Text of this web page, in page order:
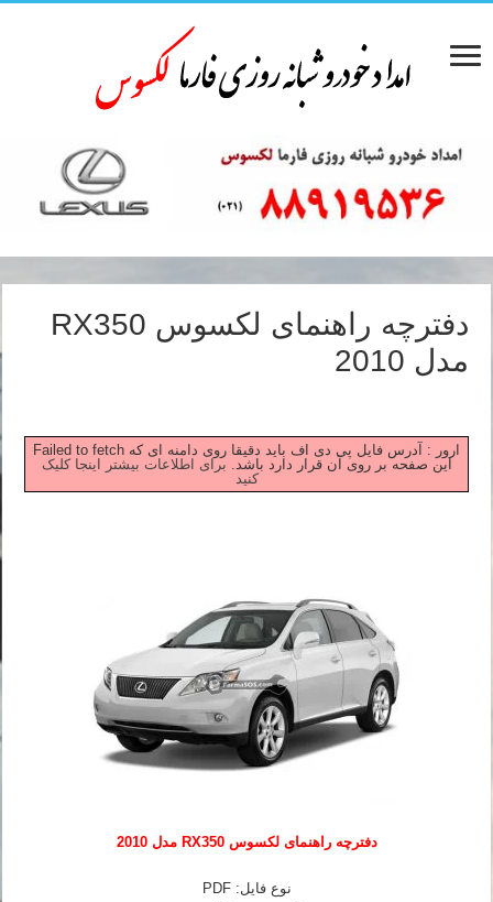
دفترچه راهنمای لکسوس RX350
مدل 2010
Failed to fetch ارور : آدرس فایل پی دی اف باید دقیقا روی دامنه ای که
این صفحه بر روی آن قرار دارد باشد. برای اطلاعات بیشتر اینجا کلیک
کنید
دفترچه راهنمای لکسوس RX350 مدل 2010
نوع فایل: PDF